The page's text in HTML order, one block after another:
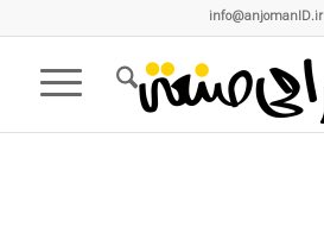
info@anjomanID.ir